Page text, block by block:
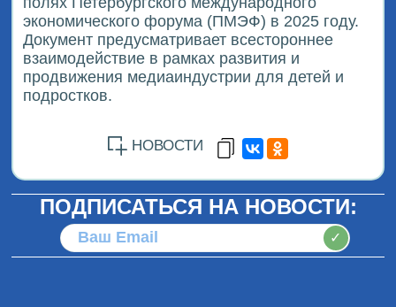
экономического форума (ПМЭФ) в 2025 году.
Документ предусматривает всестороннее
взаимодействие в рамках развития и
продвижения медиаиндустрии для детей и
подростков.
НОВОСТИ
ПОДПИСАТЬСЯ НА НОВОСТИ:
✓